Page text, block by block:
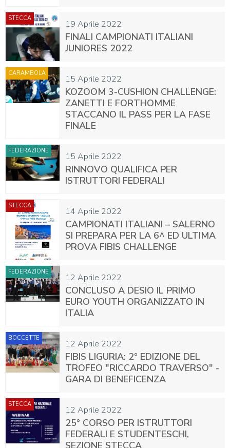
19 Aprile 2022
STECCA
FINALI CAMPIONATI ITALIANI
JUNIORES 2022
15 Aprile 2022
CARAMBOLA
KOZOOM 3-CUSHION CHALLENGE:
ZANETTI E FORTHOMME
STACCANO IL PASS PER LA FASE
FINALE
15 Aprile 2022
FEDERAZIONE
RINNOVO QUALIFICA PER
ISTRUTTORI FEDERALI
14 Aprile 2022
STECCA
CAMPIONATI ITALIANI – SALERNO
SI PREPARA PER LA 6^ ED ULTIMA
PROVA FIBIS CHALLENGE
12 Aprile 2022
FEDERAZIONE
CONCLUSO A DESIO IL PRIMO
EURO YOUTH ORGANIZZATO IN
ITALIA
12 Aprile 2022
BOCCETTE
FIBIS LIGURIA: 2° EDIZIONE DEL
TROFEO "RICCARDO TRAVERSO" -
GARA DI BENEFICENZA
12 Aprile 2022
STECCA
25° CORSO PER ISTRUTTORI
FEDERALI E STUDENTESCHI,
SEZIONE STECCA